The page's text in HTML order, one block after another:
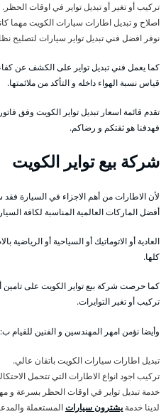
تركيب أو تغير أو تبديل تواير في اوقات الحظر.
اصلاح و تبديل اطارات سيارات الكويت مهما
نوفر افضل فني تبديل تواير سيارات لتصليح
كما يعمل فني تبديل تواير على الكشف عن
قياس نسبة الهواء داخله و التأكد من ملائمتها.
تقدم قائمة اسعار تبديل تواير الكويت وفق
فهدفنا هو ثقتكم و رضاكم.
شركة بيع تواير الكويت
لأن الاطارات من أهم الاجزاء في السيارة
أفضل الماركات العالمية المناسبة لكافة
العادية أو الاتوماتيك أو السياحية أو الرياضية
كلها.
كما حرصت شركة بيع تواير الكويت على تامين
تركيب أو تغير التوايرات.
وأيضا نؤمن امهر المهندسين و الفنين للقيام ب:
تبديل اطارات سيارات الكويت باتقان عالي.
تركيب اجود انواع الاطارات التي تتحمل
خدمة تبديل تواير في اوقات الحظر بسرعة و
لدينا خدمة يشترون سياراتالمستعملة